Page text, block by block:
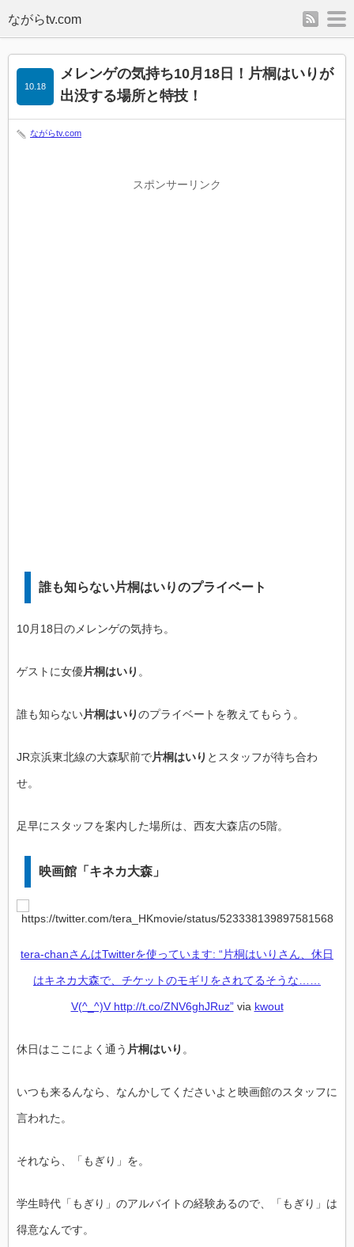
rss
メレンゲの気持ち10月18日！片桐はいりが
出没する場所と特技！
10.18
ながらtv.com
スポンサーリンク
誰も知らない片桐はいりのプライベート
10月18日のメレンゲの気持ち。
ゲストに女優片桐はいり 。
誰も知らない片桐はいりのプライベートを教えてもらう。
JR京浜東北線の大森駅前で片桐はいり とスタッフが待ち合わ
せ。
足早にスタッフを案内した場所は、西友大森店の5階。
映画館「キネカ大森」
tera-chanさんはTwitterを使っています: “片桐はいりさん、休日
はキネカ大森で、チケットのモギリをされてるそうな……
V(^_^)V http://t.co/ZNV6ghJRuz”via kwout
休日はここによく通う 片桐はいり 。
いつも来るんなら、なんかしてくださいよと映画館のスタッフに
言われた。
それなら、「もぎり」を。
学生時代「もぎり」のアルバイトの経験あるので、「もぎり」は
得意なんです。